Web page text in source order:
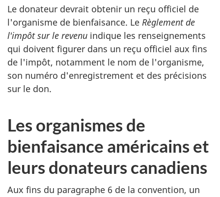
Le donateur devrait obtenir un reçu officiel de
l'organisme de bienfaisance. Le Règlement de
l'impôt sur le revenu indique les renseignements
qui doivent figurer dans un reçu officiel aux fins
de l'impôt, notamment le nom de l'organisme,
son numéro d'enregistrement et des précisions
sur le don.
Les organismes de
bienfaisance américains et
leurs donateurs canadiens
Aux fins du paragraphe 6 de la convention, un